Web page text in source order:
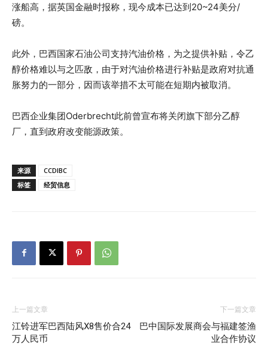
涨船高，据英国金融时报称，现今成本已达到20~24美分/
磅。
此外，巴西国家石油公司支持汽油价格，为之提供补贴，令乙
醇价格难以与之匹敌，由于对汽油价格进行补贴是政府对抗通
胀努力的一部分，因而该举措不太可能在短期内被取消。
巴西企业集团Oderbrecht此前曾宣布将关闭旗下部分乙醇
厂，直到政府改变能源政策。
来源
CCDIBC
标签
经贸信息
上一篇文章
江铃进军巴西陆风X8售价合24
万人民币
下一篇文章
巴中国际发展商会与福建签渔
业合作协议